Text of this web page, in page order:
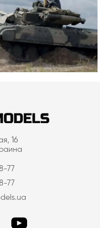
16
77
77